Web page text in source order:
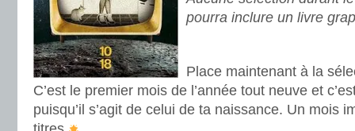
pourra inclure un livre
Place maintenant à la
C’est le premier mois de l’année tout neuve et
puisqu’il s’agit de celui de ta naissance. Un mois